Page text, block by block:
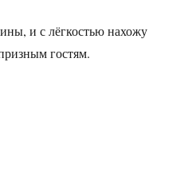
и с лёгкостью нахожу
гостям.